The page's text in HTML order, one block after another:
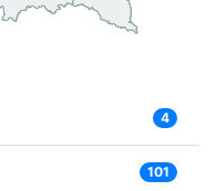
4
101